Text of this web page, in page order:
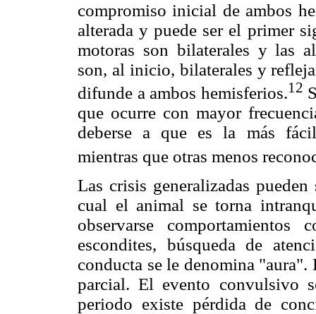
compromiso inicial de ambos
alterada y puede ser el primer
motoras son bilaterales y las
son, al inicio, bilaterales y
difunde a ambos hemisferios.12
que ocurre con mayor
deberse a que es la más
mientras que otras menos
Las crisis generalizadas
cual el animal se torna
observarse
escondites, búsqueda de
conducta se le denomina "aura".
parcial. El evento convulsivo
periodo existe pérdida de